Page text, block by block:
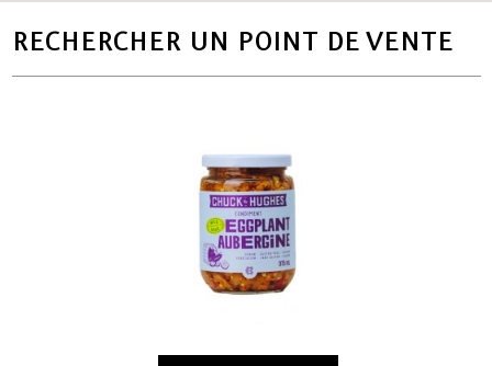
RECHERCHER UN POINT DE VENTE